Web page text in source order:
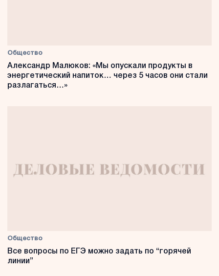
Общество
Александр Малюков: «Мы опускали продукты в
энергетический напиток… через 5 часов они стали
разлагаться…»
Общество
Все вопросы по ЕГЭ можно задать по “горячей
линии”